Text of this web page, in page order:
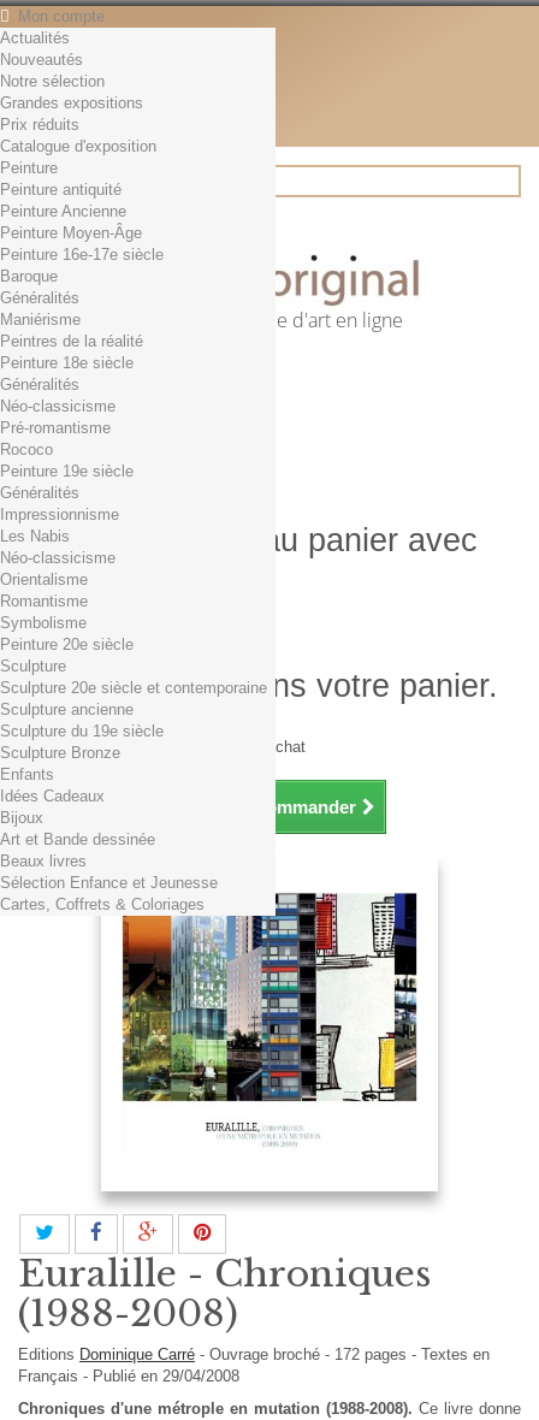
Mon compte
Contact
Français
English
Français
Actualités
Rechercher
Première librairie d'art en ligne
Panier (vide)
Aucun produit
0,01€ dès 29€ d'achat
0,00 € Total
Commander
Produit ajouté au panier avec
succès
Quantité
Total
Il y a 1 produit dans votre panier.
Total produits TTC
Frais de port TTC
0,01€ dès 29€ d'achat
Total TTC
Continuer mes achats Commander
Actualités
Nouveautés
Notre sélection
Grandes expositions
Prix réduits
Catalogue d'exposition
Peinture
Peinture antiquité
Peinture Ancienne
Peinture Moyen-Âge
Peinture 16e-17e siècle
Baroque
Généralités
Maniérisme
Peintres de la réalité
Peinture 18e siècle
Généralités
Néo-classicisme
Pré-romantisme
Rococo
Peinture 19e siècle
Généralités
Impressionnisme
Les Nabis
Néo-classicisme
Orientalisme
Romantisme
Symbolisme
Peinture 20e siècle
Sculpture
Sculpture 20e siècle et contemporaine
Sculpture ancienne
Sculpture du 19e siècle
Sculpture Bronze
Enfants
Idées Cadeaux
Bijoux
Art et Bande dessinée
Beaux livres
Sélection Enfance et Jeunesse
Cartes, Coffrets & Coloriages
Euralille - Chroniques
(1988-2008)
Editions Dominique Carré - Ouvrage broché - 172 pages - Textes en
Français - Publié en 29/04/2008
Chroniques d'une métrople en mutation (1988-2008). Ce livre donne